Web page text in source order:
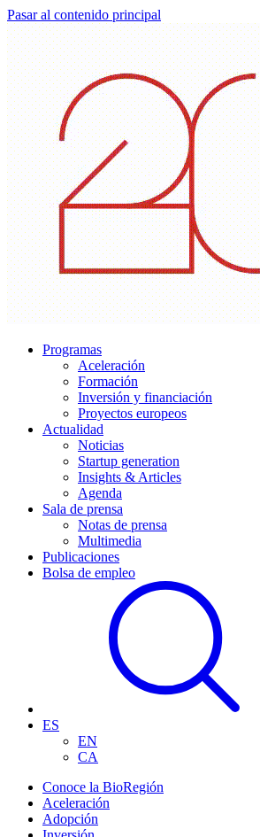
Pasar al contenido principal
Programas
Aceleración
Formación
Inversión y financiación
Proyectos europeos
Actualidad
Noticias
Startup generation
Insights & Articles
Agenda
Sala de prensa
Notas de prensa
Multimedia
Publicaciones
Bolsa de empleo
ES
EN
CA
Conoce la BioRegión
Aceleración
Adopción